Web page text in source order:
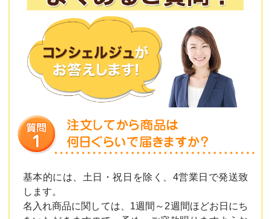
基本的には、土日・祝日を除く、4営業日で発送致
します。
名入れ商品に関しては、1週間～2週間ほどお日にち